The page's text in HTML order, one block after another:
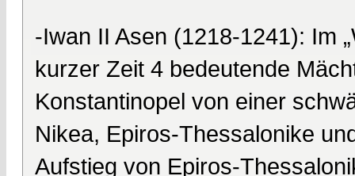
-Iwan II Asen (1218-1241): Im
kurzer Zeit 4 bedeutende
Konstantinopel von einer
Nikea, Epiros-Thessalonike
Aufstieg von Epiros-